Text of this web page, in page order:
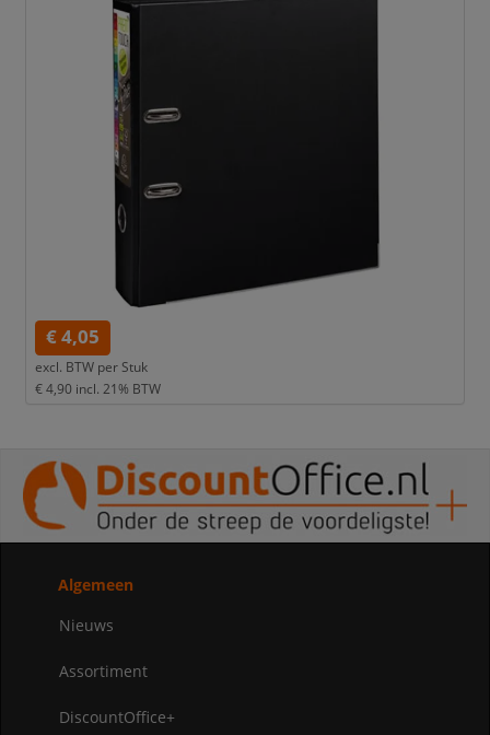
€ 4,05
excl. BTW per Stuk
€ 4,90 incl. 21% BTW
Algemeen
Nieuws
Assortiment
DiscountOffice+